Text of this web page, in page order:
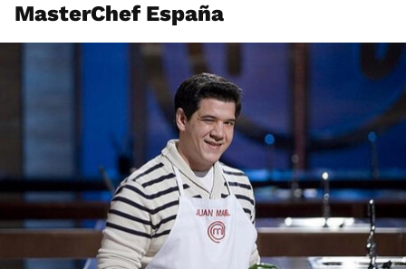
MasterChef España